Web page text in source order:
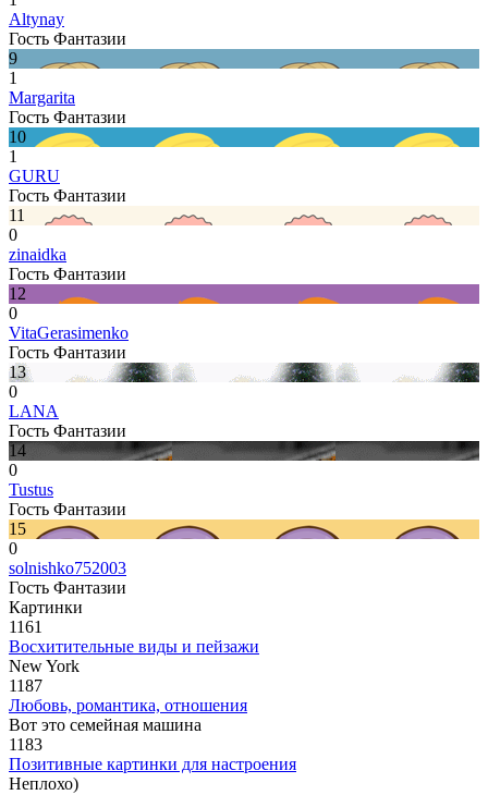
Altynay
Гость Фантазии
9
1
Margarita
Гость Фантазии
10
1
GURU
Гость Фантазии
11
0
zinaidka
Гость Фантазии
12
0
VitaGerasimenko
Гость Фантазии
13
0
LANA
Гость Фантазии
14
0
Tustus
Гость Фантазии
15
0
solnishko752003
Гость Фантазии
Картинки
1161
Восхитительные виды и пейзажи
New York
1187
Любовь, романтика, отношения
Вот это семейная машина
1183
Позитивные картинки для настроения
Неплохо)